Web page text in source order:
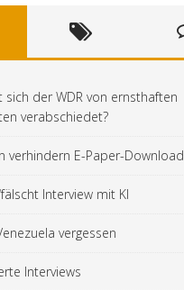
sich der WDR von ernsthaften
verabschiedet?
verhindern E-Paper-Download
Interview mit KI
vergessen
Interviews